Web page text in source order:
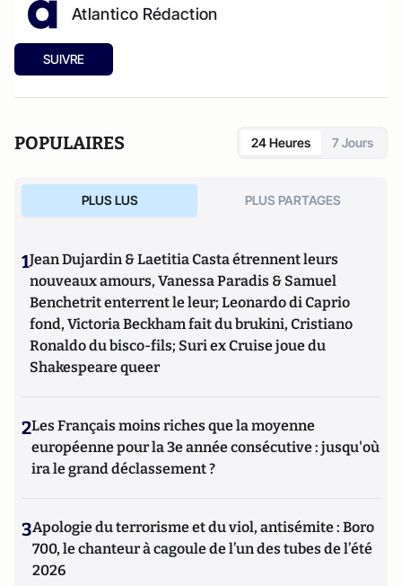
Atlantico Rédaction
SUIVRE
POPULAIRES 24 Heures 7 Jours
PLUS LUS PLUS PARTAGES
1Jean Dujardin & Laetitia Casta étrennent leurs
nouveaux amours, Vanessa Paradis & Samuel
Benchetrit enterrent le leur; Leonardo di Caprio
fond, Victoria Beckham fait du brukini, Cristiano
Ronaldo du bisco-fils; Suri ex Cruise joue du
Shakespeare queer
2Les Français moins riches que la moyenne
européenne pour la 3e année consécutive : jusqu'où
ira le grand déclassement ?
3Apologie du terrorisme et du viol, antisémite : Boro
700, le chanteur à cagoule de l’un des tubes de l’été
2026